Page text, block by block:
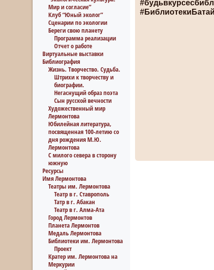
Мир и согласие”
Клуб “Юный эколог”
Сценарии по экологии
Береги свою планету
Программа реализации
Отчет о работе
Виртуальные выставки
Библиография
Жизнь. Творчество. Судьба.
Штрихи к творчеству и
биографии.
Негаснущий образ поэта
Сын русской вечности
Художественный мир
Лермонтова
Юбилейная литература,
посвященная 100-летию со
дня рождения М.Ю.
Лермонтова
С милого севера в сторону
южную
Ресурсы
Имя Лермонтова
Театры им. Лермонтова
Театр в г. Ставрополь
Татр в г. Абакан
Театр в г. Алма-Ата
Город Лермонтов
Планета Лермонтов
Медаль Лермонтова
Библиотеки им. Лермонтова
Проект
Кратер им. Лермонтова на
Меркурии